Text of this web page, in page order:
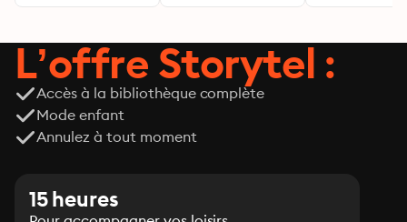
L’offre Storytel :
Accès à la bibliothèque complète
Mode enfant
Annulez à tout moment
15 heures